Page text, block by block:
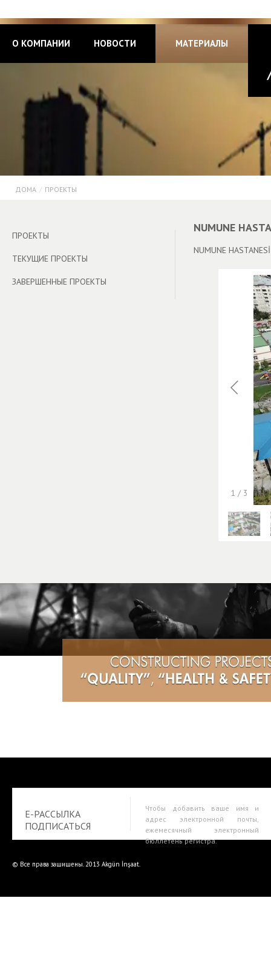
О КОМПАНИИ НОВОСТИ МАТЕРИАЛЫ
ДОМА / ПРОЕКТЫ
ПРОЕКТЫ
ТЕКУЩИЕ ПРОЕКТЫ
ЗАВЕРШЕННЫЕ ПРОЕКТЫ
NUMUNE
NUMUNE
1 / 3
E-РАССЫЛКА
ПОДПИСАТЬСЯ
Чтобы добавить ваше имя и
адрес электронной почты,
ежемесячный электронный
бюллетень регистра.
© Все права защищены. 2013 Akgün İnşaat.